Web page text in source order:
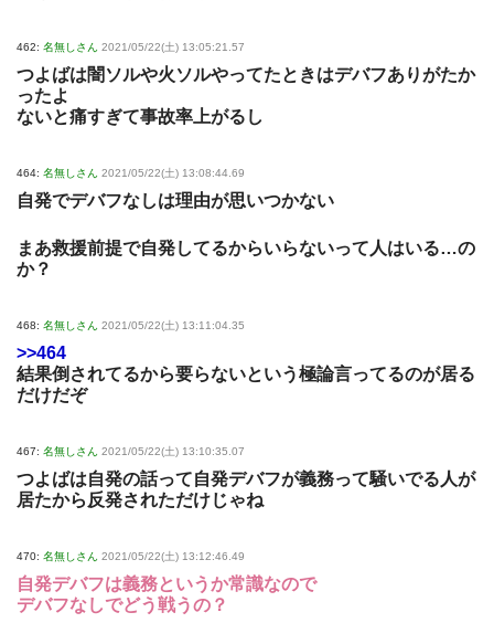
462: 名無しさん 2021/05/22(土) 13:05:21.57
つよばは闇ソルや火ソルやってたときはデバフありがたか
ったよ
ないと痛すぎて事故率上がるし
464: 名無しさん 2021/05/22(土) 13:08:44.69
自発でデバフなしは理由が思いつかない
まあ救援前提で自発してるからいらないって人はいる…の
か？
468: 名無しさん 2021/05/22(土) 13:11:04.35
>>464
結果倒されてるから要らないという極論言ってるのが居る
だけだぞ
467: 名無しさん 2021/05/22(土) 13:10:35.07
つよばは自発の話って自発デバフが義務って騒いでる人が
居たから反発されただけじゃね
470: 名無しさん 2021/05/22(土) 13:12:46.49
自発デバフは義務というか常識なので
デバフなしでどう戦うの？